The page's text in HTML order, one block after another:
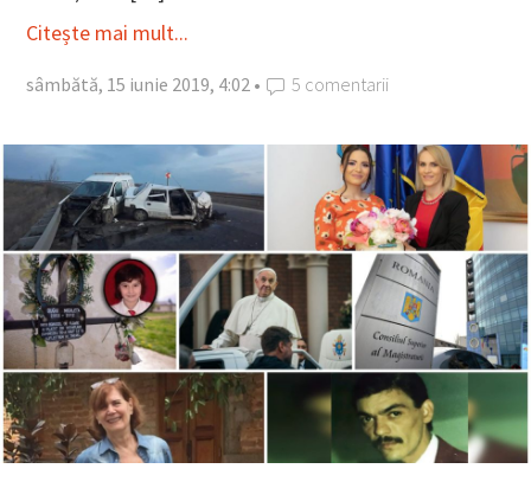
Citește mai mult...
sâmbătă, 15 iunie 2019, 4:02 • 5 comentarii